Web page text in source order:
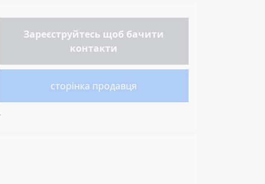
Зареєструйтесь щоб бачити
контакти
сторінка продавця